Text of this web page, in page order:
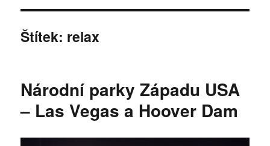
Štítek: relax
Národní parky Západu USA
– Las Vegas a Hoover Dam